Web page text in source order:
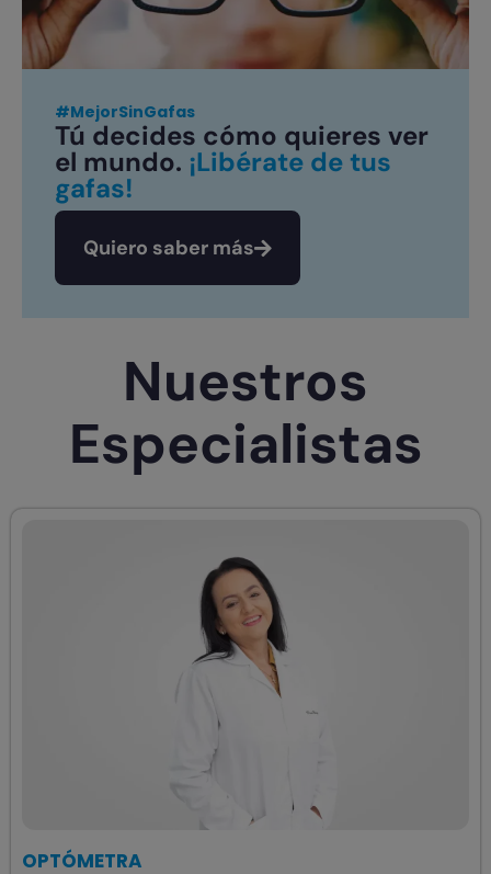
#MejorSinGafas
Tú decides cómo quieres ver
el mundo. ¡Libérate de tus
gafas!
Quiero saber más
Nuestros
Especialistas
OPTÓMETRA